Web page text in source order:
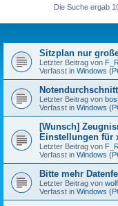
Die Suche ergab
Sitzplan nur
Letzter Beitrag von
Verfasst in Windows
Letzter Beitrag von
Verfasst in Windows
[Wunsch]
Einstellungen für
Letzter Beitrag von
Verfasst in Windows
Bitte mehr
Letzter Beitrag von
Verfasst in Windows